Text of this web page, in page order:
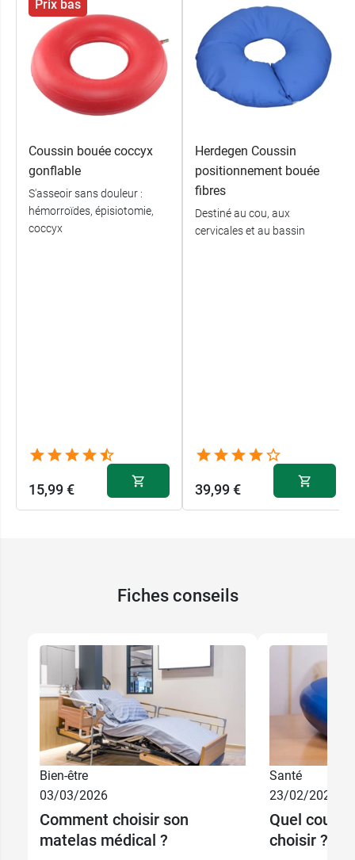
Prix bas
Coussin bouée coccyx
gonflable
S'asseoir sans douleur :
hémorroïdes, épisiotomie,
coccyx
15,99 €
Herdegen Coussin
positionnement bouée
fibres
Destiné au cou, aux
cervicales et au bassin
39,99 €
Fiches conseils
Bien-être
03/03/2026
Comment choisir son
matelas médical ?
Santé
23/02/2026
Quel
choisir ?